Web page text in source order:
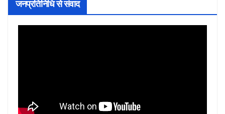
जनप्रतिनिधि से संवाद